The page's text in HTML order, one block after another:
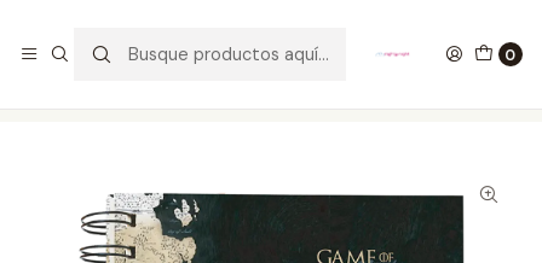
0